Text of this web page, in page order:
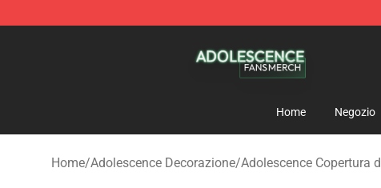
Home Negozio
Home/Adolescence Decorazione/Adolescence Copertura